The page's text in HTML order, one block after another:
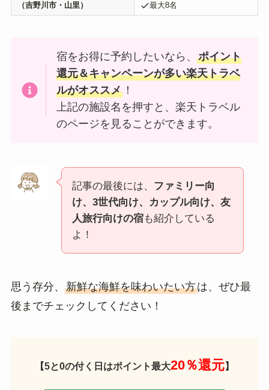
（吉野川市・山里）
最大8名
宿をお得に予約したいなら、ポイント
還元＆キャンペーンが多い楽天トラベ
ルがオススメ ！
上記の施設名を押すと、楽天トラベル
のページを見ることができます。
記事の最後には、 ファミリー向
け、3世代向け、カップル向け、友
人旅行向けの宿も紹介している
よ！
思う存分、 新鮮な海鮮を味わいたい方は、ぜひ最
後までチェックしてください！
【5と0の付く日はポイント最大20％還元】